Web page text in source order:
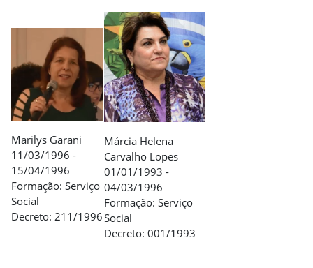
Marilys Garani
11/03/1996 -
15/04/1996
Formação: Serviço
Social
Decreto: 211/1996
Márcia Helena
Carvalho Lopes
01/01/1993 -
04/03/1996
Formação: Serviço
Social
Decreto: 001/1993